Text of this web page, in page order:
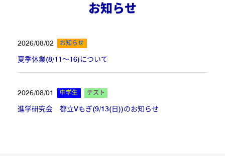
お知らせ
2026/08/02 お知らせ
夏季休業(8/11～16)について
2026/08/01 中学生 テスト
進学研究会 都立Vもぎ(9/13(日))のお知らせ